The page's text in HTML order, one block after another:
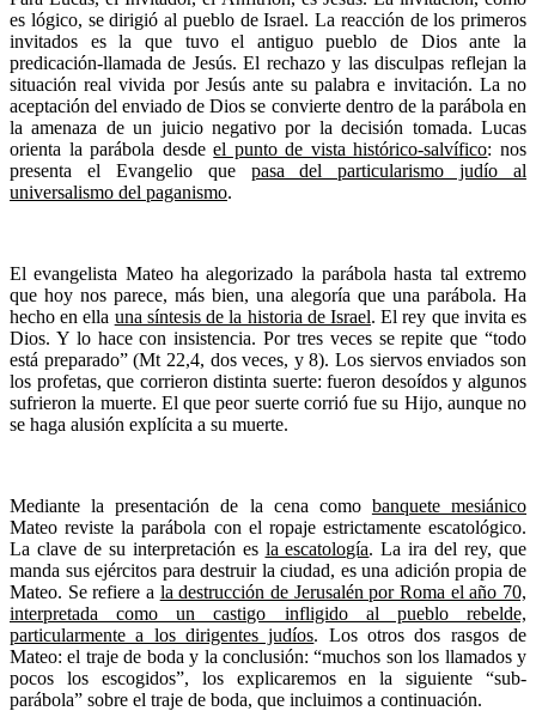
es lógico, se dirigió al pueblo de Israel. La reacción de los primeros
invitados es la que tuvo el antiguo pueblo de Dios ante la
predicación-llamada de Jesús. El rechazo y las disculpas reflejan la
situación real vivida por Jesús ante su palabra e invitación. La no
aceptación del enviado de Dios se convierte dentro de la parábola en
la amenaza de un juicio negativo por la decisión tomada. Lucas
orienta la parábola desdeel punto de vista histórico-salvífico: nos
presenta el Evangelio que pasa del particularismo judío al
universalismo del paganismo.
El evangelista Mateo ha alegorizado la parábola hasta tal extremo
que hoy nos parece, más bien, una alegoría que una parábola. Ha
hecho en ella una síntesis de la historia de Israel. El rey que invita es
Dios. Y lo hace con insistencia. Por tres veces se repite que “todo
está preparado” (Mt 22,4, dos veces, y 8). Los siervos enviados son
los profetas, que corrieron distinta suerte: fueron desoídos y algunos
sufrieron la muerte. El que peor suerte corrió fue su Hijo, aunque no
se haga alusión explícita a su muerte.
Mediante la presentación de la cena como banquete mesiánico
Mateo reviste la parábola con el ropaje estrictamente escatológico.
La clave de su interpretación es la escatología. La ira del rey, que
manda sus ejércitos para destruir la ciudad, es una adición propia de
Mateo. Se refiere a la destrucción de Jerusalén por Roma el año 70,
interpretada como un castigo infligido al pueblo rebelde,
particularmente a los dirigentes judíos. Los otros dos rasgos de
Mateo: el traje de boda y la conclusión: “muchos son los llamados y
pocos los escogidos”, los explicaremos en la siguiente “sub-
parábola” sobre el traje de boda, que incluimos a continuación.